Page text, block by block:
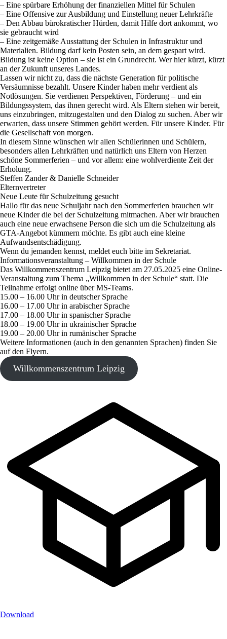
– Eine spürbare Erhöhung der finanziellen Mittel für Schulen
– Eine Offensive zur Ausbildung und Einstellung neuer Lehrkräfte
– Den Abbau bürokratischer Hürden, damit Hilfe dort ankommt, wo
sie gebraucht wird
– Eine zeitgemäße Ausstattung der Schulen in Infrastruktur und
Materialien. Bildung darf kein Posten sein, an dem gespart wird.
Bildung ist keine Option – sie ist ein Grundrecht. Wer hier kürzt, kürzt
an der Zukunft unseres Landes.
Lassen wir nicht zu, dass die nächste Generation für politische
Versäumnisse bezahlt. Unsere Kinder haben mehr verdient als
Notlösungen. Sie verdienen Perspektiven, Förderung – und ein
Bildungssystem, das ihnen gerecht wird. Als Eltern stehen wir bereit,
uns einzubringen, mitzugestalten und den Dialog zu suchen. Aber wir
erwarten, dass unsere Stimmen gehört werden. Für unsere Kinder. Für
die Gesellschaft von morgen.
In diesem Sinne wünschen wir allen Schülerinnen und Schülern,
besonders allen Lehrkräften und natürlich uns Eltern von Herzen
schöne Sommerferien – und vor allem: eine wohlverdiente Zeit der
Erholung.
Steffen Zander& Danielle Schneider
Elternvertreter
Neue Leute für Schulzeitung gesucht
Hallo für das neue Schuljahr nach den Sommerferien brauchen wir
neue Kinder die bei der Schulzeitung mitmachen. Aber wir brauchen
auch eine neue erwachsene Person die sich um die Schulzeitung als
GTA-Angebot kümmern möchte. Es gibt auch eine kleine
Aufwandsentschädigung.
Wenn du jemanden kennst, meldet euch bitte im Sekretariat.
Informationsveranstaltung – Willkommen in der Schule
Das Willkommenszentrum Leipzig bietet am 27.05.2025 eine Online-
Veranstaltung zum Thema „Willkommen in der Schule“ statt. Die
Teilnahme erfolgt online über MS-Teams.
15.00 – 16.00 Uhr in deutscher Sprache
16.00 – 17.00 Uhr in arabischer Sprache
17.00 – 18.00 Uhr in spanischer Sprache
18.00 – 19.00 Uhr in ukrainischer Sprache
19.00 – 20.00 Uhr in rumänischer Sprache
Weitere Informationen (auch in den genannten Sprachen) finden Sie
auf den Flyern.
Willkommenszentrum Leipzig
Download